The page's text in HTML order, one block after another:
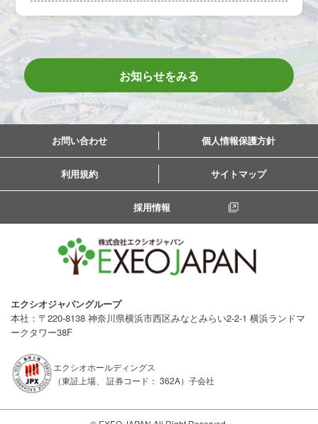
お知らせをみる
お問い合わせ 個人情報保護方針
利用規約 サイトマップ
採用情報
エクシオジャパングループ
本社：〒220-8138 神奈川県横浜市西区みなとみらい2-2-1 横浜ランドマ
ークタワー38F
エクシオホールディングス
（東証上場、 証券コード： 362A）子会社